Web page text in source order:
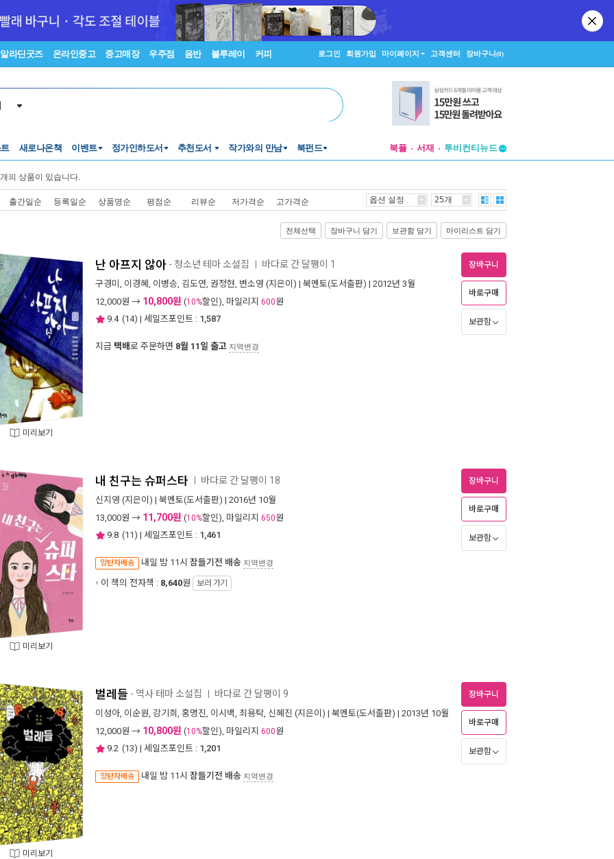
알라딘굿즈 온라인중고 중고매장 우주점 음반 블루레이 커피 로그인 회원가입 마이페이지 고객센터 장바구니(0)
새로나온책 이벤트 정가인하도서 추천도서 작가와의 만남 북펀드 북플 서재
투비컨티뉴드
개의 상품이 있습니다.
출간일순 등록일순 상품명순 평점순 리뷰순 저가격순 고가격순 옵션 설정 25개
전체선택 장바구니 담기 보관함 담기 마이리스트 담기
미리보기
난 아프지 않아 - 청소년 테마 소설집 바다로 간 달팽이 1
구경미 , 이경혜 , 이병승, 김도연, 권정현, 변소영 (지은이) | 북멘토(도서출판) | 2012년 3월
12,000원 → 10,800원 (10%할인), 마일리지 600원
9.4 (14) | 세일즈포인트 : 1,587
지금 택배로 주문하면 8월 11일 출고 지역변경
장바구니
바로구매
보관함
미리보기
내 친구는 슈퍼스타 바다로 간 달팽이 18
신지영 (지은이) | 북멘토(도서출판) | 2016년 10월
13,000원 → 11,700원 (10%할인), 마일리지 650원
9.8 (11) | 세일즈포인트 : 1,461
양탄자배송 내일 밤 11시 잠들기전 배송 지역변경
이 책의 전자책 : 8,640원 보러 가기
장바구니
바로구매
보관함
미리보기
벌레들 - 역사 테마 소설집 바다로 간 달팽이 9
이성아, 이순원, 강기희 , 홍명진, 이시백, 최용탁, 신혜진 (지은이) | 북멘토(도서출판) | 2013년 10월
12,000원 → 10,800원 (10%할인), 마일리지 600원
9.2 (13) | 세일즈포인트 : 1,201
양탄자배송 내일 밤 11시 잠들기전 배송 지역변경
장바구니
바로구매
보관함